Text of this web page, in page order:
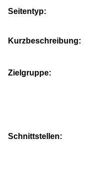
Seitentyp:
Kurzbeschreibung:
Zielgruppe:
Schnittstellen: